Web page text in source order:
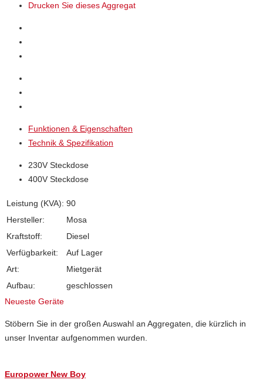
Drucken Sie dieses Aggregat
Funktionen & Eigenschaften
Technik & Spezifikation
230V Steckdose
400V Steckdose
Leistung (KVA): 90
Hersteller:
Mosa
Kraftstoff:
Diesel
Verfügbarkeit:
Auf Lager
Art:
Mietgerät
Aufbau:
geschlossen
Neueste Geräte
Stöbern Sie in der großen Auswahl an Aggregaten, die kürzlich in
unser Inventar aufgenommen wurden.
Europower New Boy